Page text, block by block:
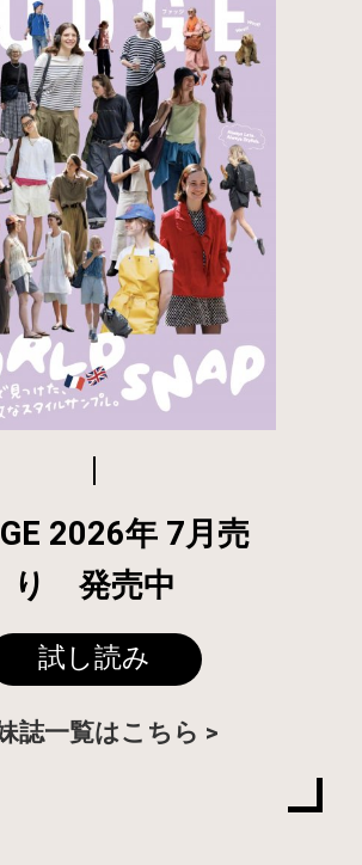
2026年 7月売
り 発売中
試し読み
誌一覧はこちら